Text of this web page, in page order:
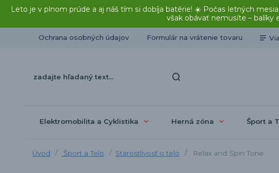
Leto je v plnom prúde a aj náš tím si dobíja batérie! ☀️ Počas letných
však obávať nemusíte – balíky
Ochrana osobných údajov Formulár na vrátenie tovaru
Elektromobilita a Cyklistika Herná zóna Šport a
Úvod Šport a Telo Starostlivosť o telo Relax and Spin Tone